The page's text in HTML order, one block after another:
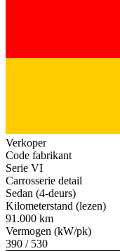
Verkoper
Code fabrikant
Serie VI
Carrosserie detail
Sedan (4-deurs)
Kilometerstand (lezen)
91.000 km
Vermogen (kW/pk)
390 / 530